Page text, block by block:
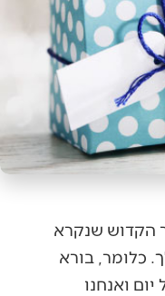
הקדוש שנקרא
כלומר, בורא
ואנחנו